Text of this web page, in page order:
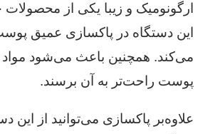
ارگونومیک و زیبا یکی از
این دستگاه در پاکسازی عمیق
می‌کند. همچنین باعث می‌شود مواد
پوست راحت‌تر به آن برسند.
علاوه‌بر پاکسازی می‌توانید از این